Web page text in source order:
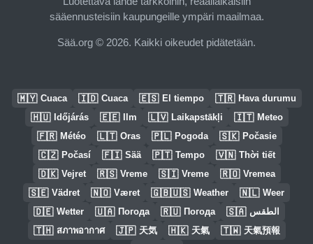
sääennusteisiin kaupungeille ympäri maailmaa.
Sää.org © 2026. Kaikki oikeudet pidätetään.
🇲🇾 Cuaca 🇮🇩 Cuaca 🇪🇸 El tiempo 🇹🇷 Hava durumu
🇭🇺 Időjárás 🇪🇪 Ilm 🇱🇻 Laikapstākļi 🇮🇹 Meteo
🇫🇷 Météo 🇱🇹 Oras 🇵🇱 Pogoda 🇸🇰 Počasie
🇨🇿 Počasí 🇫🇮 Sää 🇵🇹 Tempo 🇻🇳 Thời tiết
🇩🇰 Vejret 🇷🇸 Vreme 🇸🇮 Vreme 🇷🇴 Vremea
🇸🇪 Vädret 🇳🇴 Været 🇬🇧🇺🇸 Weather 🇳🇱 Weer
🇩🇪 Wetter 🇺🇦 Погода 🇷🇺 Погода 🇸🇦 الطقس
🇹🇭 สภาพอากาศ 🇯🇵 天気 🇭🇰 天氣 🇹🇼 天氣預報